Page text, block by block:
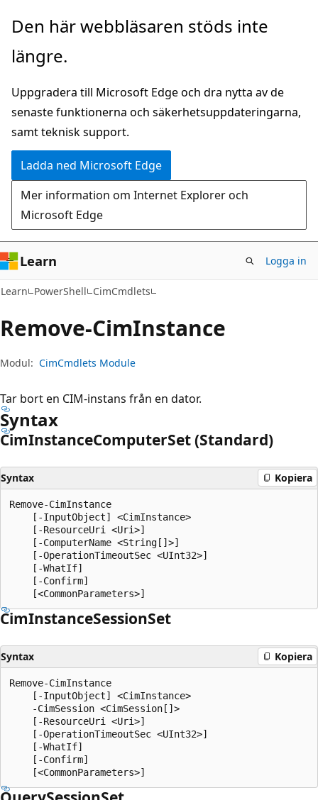
Hoppa
huvudinnehåll
Hoppa
sidnavigering
Den här webbläsaren stöds inte
längre.
Uppgradera till Microsoft Edge och dra nytta av de
senaste funktionerna och säkerhetsuppdateringarna,
samt teknisk support.
Ladda ned Microsoft Edge
Mer information om Internet Explorer och
Microsoft Edge
Learn Logga in
Learn PowerShell CimCmdlets
Remove-CimInstance
Modul: CimCmdlets Module
Tar bort en CIM-instans från en dator.
Syntax
CimInstanceComputerSet (Standard)
Syntax Kopiera
Remove-CimInstance
    [-InputObject] <CimInstance>
    [-ResourceUri <Uri>]
    [-ComputerName <String[]>]
    [-OperationTimeoutSec <UInt32>]
    [-WhatIf]
    [-Confirm]
CimInstanceSessionSet
Syntax Kopiera
Remove-CimInstance
    [-InputObject] <CimInstance>
    -CimSession <CimSession[]>
    [-ResourceUri <Uri>]
    [-OperationTimeoutSec <UInt32>]
    [-WhatIf]
    [-Confirm]